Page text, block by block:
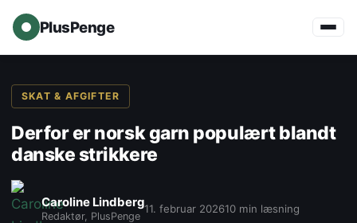
PlusPenge
SKAT & AFGIFTER
Derfor er norsk garn populært blandt
danske strikkere
Caroline Lindberg
Redaktør, PlusPenge
11. februar 202610 min læsning